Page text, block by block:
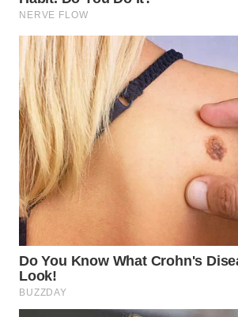
TAPANULI
WN DELI
SERDANG
WN
TEBING
TINGGI
WN
PAKPAK
WN
KARAWANG